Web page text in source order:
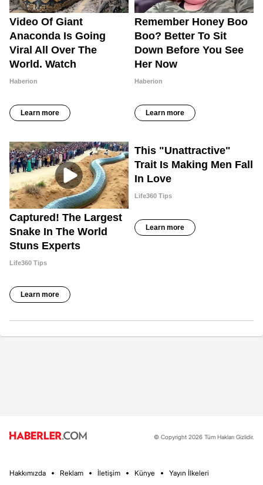
© Copyright 2026 Tüm Hakları Gizlidir.
Hakkımızda Reklam İletişim Künye Yayın İlkeleri